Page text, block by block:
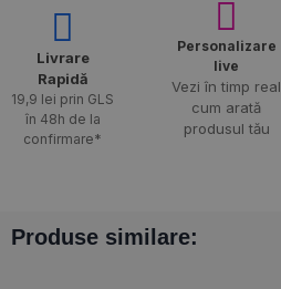
Livrare
Rapidă​
19,9 lei prin GLS
în 48h de la
confirmare*
Personalizare
live
Vezi în timp real
cum arată
produsul tău
Produse similare: